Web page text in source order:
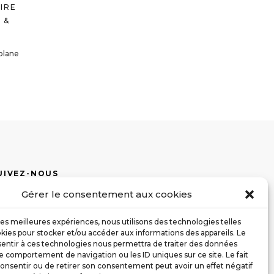
Gérer le consentement aux cookies
meilleures expériences, nous utilisons des technologies telles
pour stocker et/ou accéder aux informations des appareils. Le
à ces technologies nous permettra de traiter des données
comportement de navigation ou les ID uniques sur ce site. Le fait
ou de retirer son consentement peut avoir un effet négatif
&
NOUS